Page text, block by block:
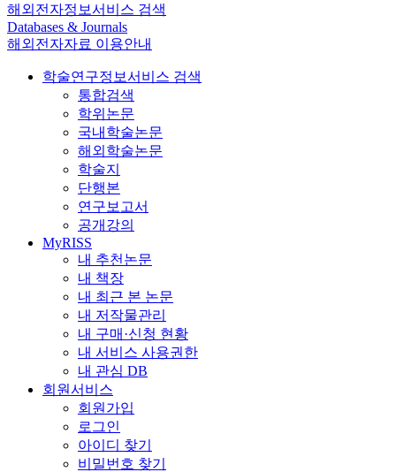
해외전자정보서비스 검색
Databases & Journals
해외전자자료 이용안내
학술연구정보서비스 검색
통합검색
학위논문
국내학술논문
해외학술논문
학술지
단행본
연구보고서
공개강의
MyRISS
내 추천논문
내 책장
내 최근 본 논문
내 저작물관리
내 구매·신청 현황
내 서비스 사용권한
내 관심 DB
회원서비스
회원가입
로그인
아이디 찾기
비밀번호 찾기